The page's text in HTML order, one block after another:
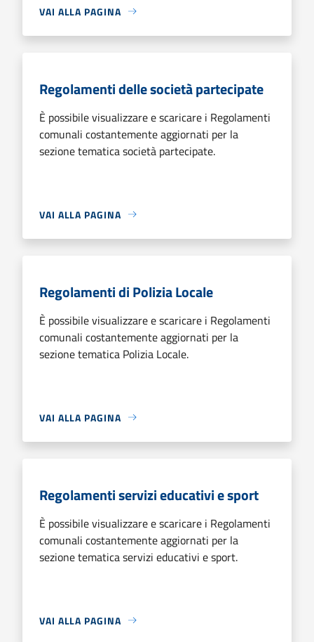
VAI ALLA PAGINA
Regolamenti delle società partecipate
È possibile visualizzare e scaricare i Regolamenti
comunali costantemente aggiornati per la
sezione tematica società partecipate.
VAI ALLA PAGINA
Regolamenti di Polizia Locale
È possibile visualizzare e scaricare i Regolamenti
comunali costantemente aggiornati per la
sezione tematica Polizia Locale.
VAI ALLA PAGINA
Regolamenti servizi educativi e sport
È possibile visualizzare e scaricare i Regolamenti
comunali costantemente aggiornati per la
sezione tematica servizi educativi e sport.
VAI ALLA PAGINA